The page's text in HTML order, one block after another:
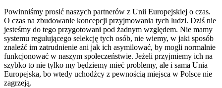
Powinniśmy prosić naszych partnerów z Unii Europejskiej o czas.
O czas na zbudowanie koncepcji przyjmowania tych ludzi. Dziś nie
jesteśmy do tego przygotowani pod żadnym względem. Nie mamy
systemu regulującego selekcję tych osób, nie wiemy, w jaki sposób
znaleźć im zatrudnienie ani jak ich asymilować, by mogli normalnie
funkcjonować w naszym społeczeństwie. Jeżeli przyjmiemy ich na
szybko to nie tylko my będziemy mieć problemy, ale i sama Unia
Europejska, bo wtedy uchodźcy z pewnością miejsca w Polsce nie
zagrzeją.